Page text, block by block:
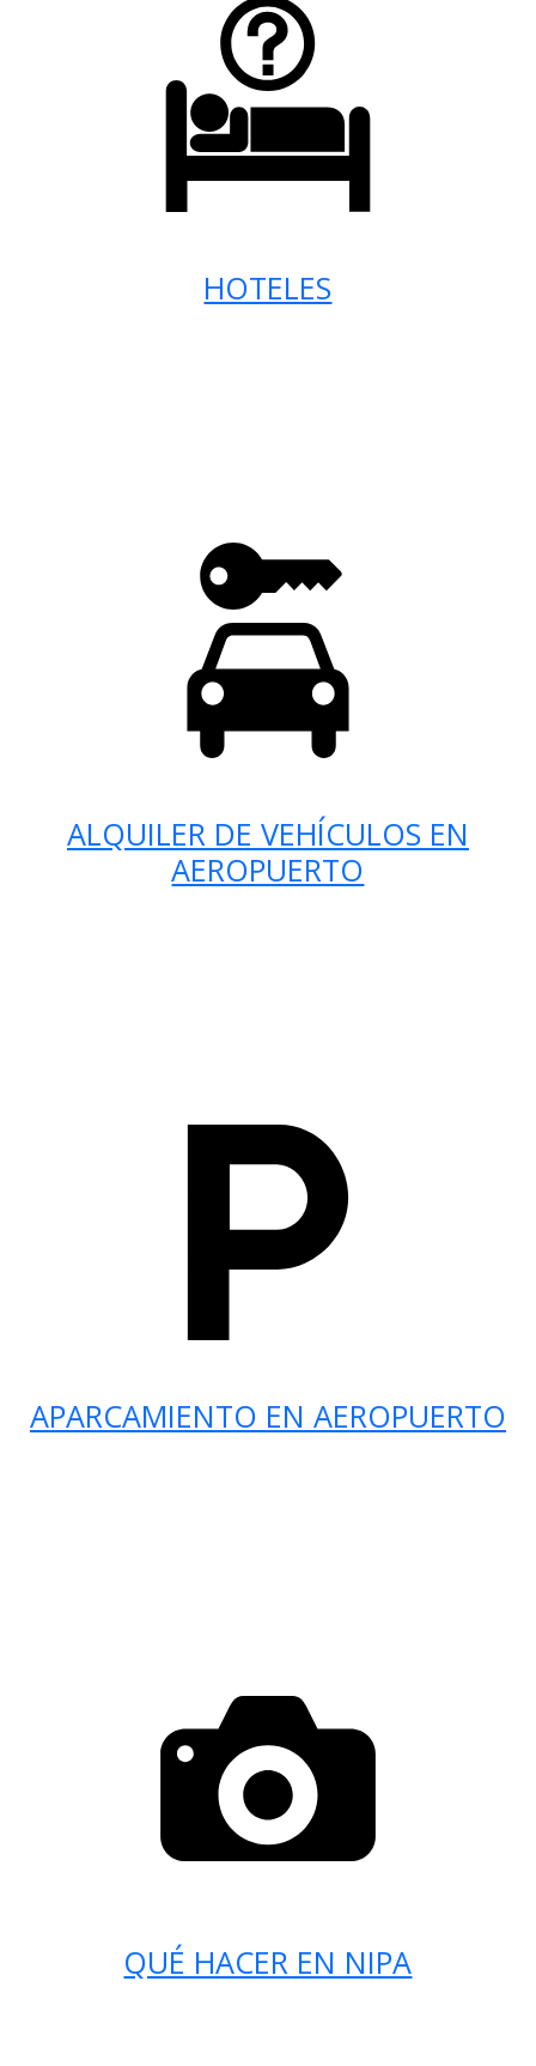
HOTELES
ALQUILER DE VEHÍCULOS EN
AEROPUERTO
APARCAMIENTO EN AEROPUERTO
QUÉ HACER EN NIPA